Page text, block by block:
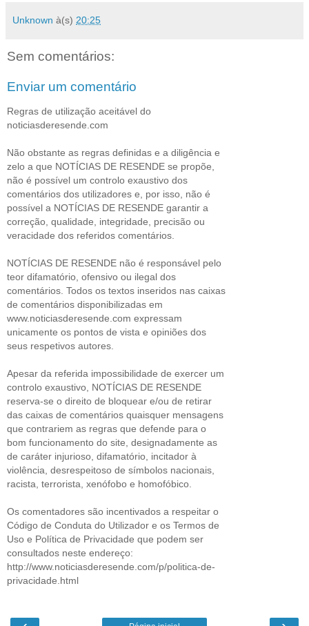
Unknown à(s) 20:25
Sem comentários:
Enviar um comentário
Regras de utilização aceitável do
noticiasderesende.com
Não obstante as regras definidas e a diligência e
zelo a que NOTÍCIAS DE RESENDE se propõe,
não é possível um controlo exaustivo dos
comentários dos utilizadores e, por isso, não é
possível a NOTÍCIAS DE RESENDE garantir a
correção, qualidade, integridade, precisão ou
veracidade dos referidos comentários.
NOTÍCIAS DE RESENDE não é responsável pelo
teor difamatório, ofensivo ou ilegal dos
comentários. Todos os textos inseridos nas caixas
de comentários disponibilizadas em
www.noticiasderesende.com expressam
unicamente os pontos de vista e opiniões dos
seus respetivos autores.
Apesar da referida impossibilidade de exercer um
controlo exaustivo, NOTÍCIAS DE RESENDE
reserva-se o direito de bloquear e/ou de retirar
das caixas de comentários quaisquer mensagens
que contrariem as regras que defende para o
bom funcionamento do site, designadamente as
de caráter injurioso, difamatório, incitador à
violência, desrespeitoso de símbolos nacionais,
racista, terrorista, xenófobo e homofóbico.
Os comentadores são incentivados a respeitar o
Código de Conduta do Utilizador e os Termos de
Uso e Política de Privacidade que podem ser
consultados neste endereço:
http://www.noticiasderesende.com/p/politica-de-
privacidade.html